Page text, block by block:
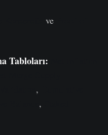
ve
Tabloları:
,
,